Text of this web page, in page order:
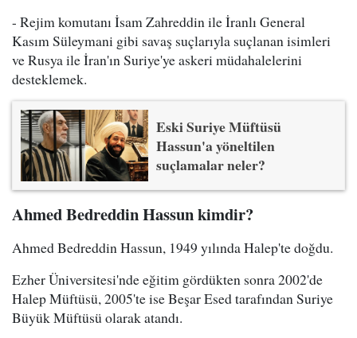
- Rejim komutanı İsam Zahreddin ile İranlı General
Kasım Süleymani gibi savaş suçlarıyla suçlanan isimleri
ve Rusya ile İran'ın Suriye'ye askeri müdahalelerini
desteklemek.
Eski Suriye Müftüsü
Hassun'a yöneltilen
suçlamalar neler?
Ahmed Bedreddin Hassun kimdir?
Ahmed Bedreddin Hassun, 1949 yılında Halep'te doğdu.
Ezher Üniversitesi'nde eğitim gördükten sonra 2002'de
Halep Müftüsü, 2005'te ise Beşar Esed tarafından Suriye
Büyük Müftüsü olarak atandı.